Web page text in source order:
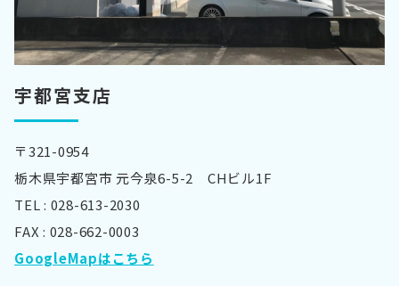
宇都宮支店
〒321-0954
栃木県宇都宮市 元今泉6-5-2 CHビル1F
TEL : 028-613-2030
FAX : 028-662-0003
GoogleMapはこちら